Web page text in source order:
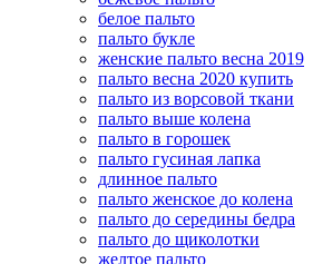
белое пальто
пальто букле
женские пальто весна 2019
пальто весна 2020 купить
пальто из ворсовой ткани
пальто выше колена
пальто в горошек
пальто гусиная лапка
длинное пальто
пальто женское до колена
пальто до середины бедра
пальто до щиколотки
желтое пальто